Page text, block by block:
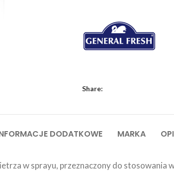
Share:
DODATKOWE MARKA
w sprayu, przeznaczony do stosowania